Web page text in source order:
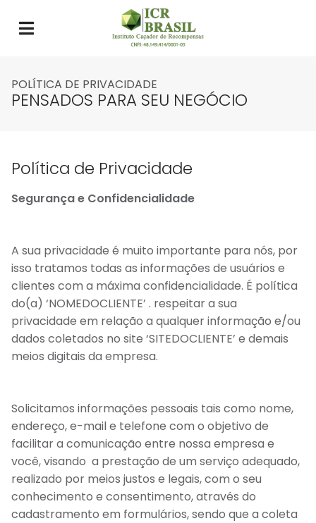
POLÍTICA DE PRIVACIDADE
PENSADOS PARA SEU NEGÓCIO
Política de Privacidade
Segurança e Confidencialidade
A sua privacidade é muito importante para nós, por
isso tratamos todas as informações de usuários e
clientes com a máxima confidencialidade. É política
do(a) ‘NOMEDOCLIENTE’ . respeitar a sua
privacidade em relação a qualquer informação e/ou
dados coletados no site ‘SITEDOCLIENTE’ e demais
meios digitais da empresa.
Solicitamos informações pessoais tais como nome,
endereço, e-mail e telefone com o objetivo de
facilitar a comunicação entre nossa empresa e
você, visando a prestação de um serviço adequado,
realizado por meios justos e legais, com o seu
conhecimento e consentimento, através do
cadastramento em formulários, sendo que a coleta